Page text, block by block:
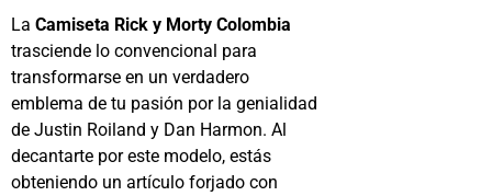
La Camiseta Rick y Morty Colombia
trasciende lo convencional para
transformarse en un verdadero
emblema de tu pasión por la genialidad
de Justin Roiland y Dan Harmon. Al
decantarte por este modelo, estás
obteniendo un artículo forjado con